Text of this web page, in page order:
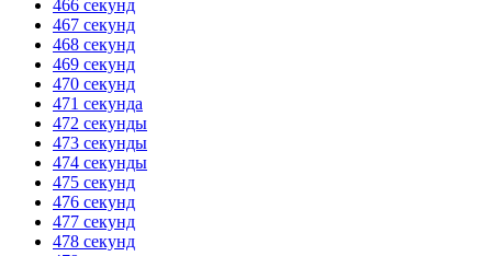
466 секунд
467 секунд
468 секунд
469 секунд
470 секунд
471 секунда
472 секунды
473 секунды
474 секунды
475 секунд
476 секунд
477 секунд
478 секунд